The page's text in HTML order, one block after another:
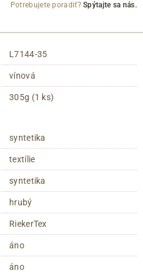
Potrebujete poradiť?Spýtajte sa nás.
L7144-35
vínová
305g (1 ks)
syntetika
textílie
syntetika
hrubý
RiekerTex
áno
áno